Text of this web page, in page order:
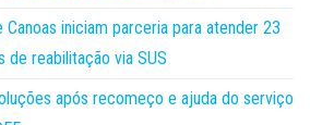
iniciam parceria para atender 23
de reabilitação via SUS
após recomeço e ajuda do serviço